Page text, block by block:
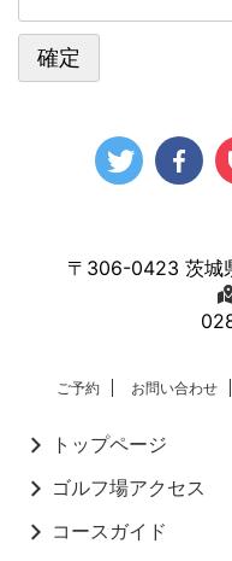
〒306-0423 茨城
ご予約 お問い合わせ
トップページ
ゴルフ場アクセス
コースガイド